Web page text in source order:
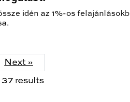
idén az 1%-os
Next »
37 results